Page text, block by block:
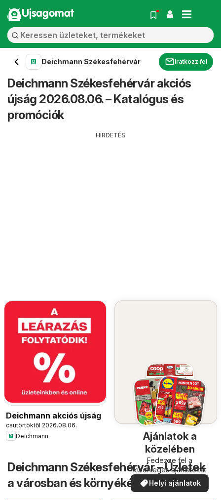
Ujsagomat
Deichmann Székesfehérvár Iratkozz fel
Deichmann Székesfehérvár akciós
újság 2026.08.06. – Katalógus és
promóciók
HIRDETÉS
Deichmann akciós újság
csütörtöktől 2026.08.06.
Deichmann
Ajánlatok a
közelében
Fedezze fel a
különleges ajánlatokat
Helyi ajánlatok
Deichmann Székesfehérvár – Üzletek
a városban és környékén